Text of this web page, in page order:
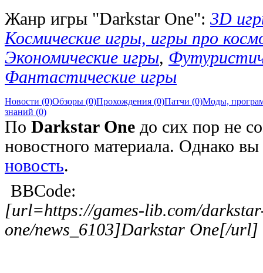
Жанр игры "Darkstar One": 3D
Космические игры, игры про
Экономические игры,
Фантастические игры
Новости (0)Обзоры (0)Прохождения (0)Патчи (0)Моды,
знаний (0)
По Darkstar One до сих пор не
новостного материала. Однако
новость.
BBCode:
[url=https://games-lib.com/
one/news_6103]Darkstar One[/url]